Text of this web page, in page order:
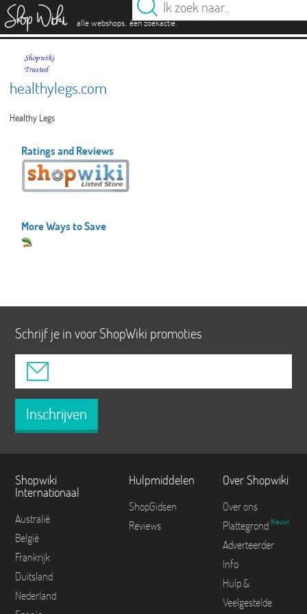
alle webshops. één zoekactie.
healthylegs.com
Healthy Legs
Ratings and Reviews
More Ways to Save
Schrijf je in voor ShopWiki promoties
Inschrijven
Shopwiki
Internationaal
Australië
België
Frankrijk
Duitsland
Nederland
Hulpmiddelen
ShopGidsen
Reviews
Over Shopwiki
Over ons
Plattegrond Nieuw!
Adverteerder
Info
Hulp &
Veelgestelde